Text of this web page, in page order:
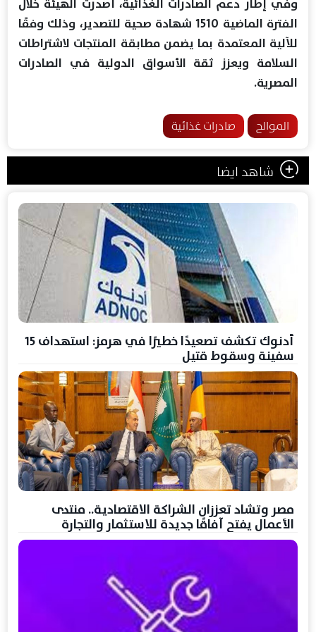
وفي إطار دعم الصادرات الغذائية، أصدرت الهيئة خلال
الفترة الماضية 1510 شهادة صحية للتصدير، وذلك وفقًا
للآلية المعتمدة بما يضمن مطابقة المنتجات لاشتراطات
السلامة ويعزز ثقة الأسواق الدولية في الصادرات
المصرية.
الموالح صادرات غذائية
شاهد ايضا
أدنوك تكشف تصعيدًا خطيرًا في هرمز: استهداف 15
سفينة وسقوط قتيل
مصر وتشاد تعززان الشراكة الاقتصادية.. منتدى
الأعمال يفتح آفاقًا جديدة للاستثمار والتجارة